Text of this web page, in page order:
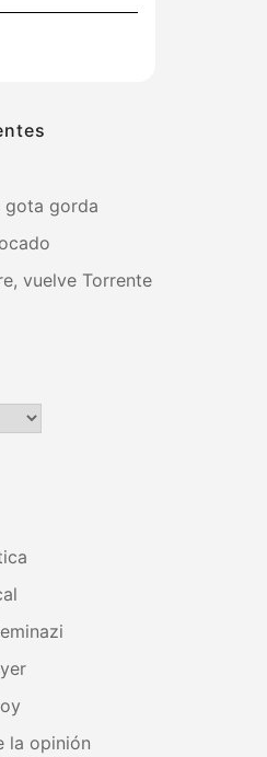
gota gorda
vuelve Torrente
la opinión